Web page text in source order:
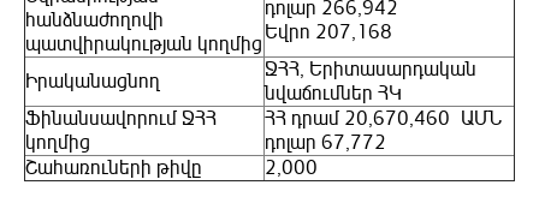
հանձնաժողովի
պատվիրակության կողմից
դոլար 266,942
Եվրո 207,168
Իրականացնող
ՋՀՀ, Երիտասարդական
նվաճումներ ՀԿ
Ֆինանսավորում ՋՀՀ
կողմից
ՀՀ դրամ 20,670,460 ԱՄՆ
դոլար 67,772
Շահառուների թիվը
2,000